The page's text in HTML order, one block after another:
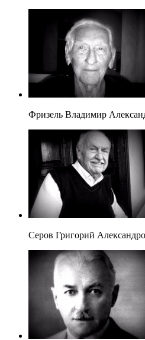
Фризель Владимир
Серов Григорий